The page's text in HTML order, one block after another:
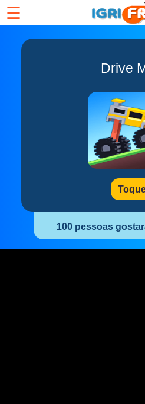
☰
Drive
100 pessoas